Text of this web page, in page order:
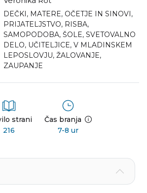
DEČKI, MATERE, OČETJE IN SINOVI,
PRIJATELJSTVO, RISBA,
SAMOPODOBA, ŠOLE, SVETOVALNO
DELO, UČITELJICE, V MLADINSKEM
LEPOSLOVJU, ŽALOVANJE,
ZAUPANJE
strani
216
Čas branja
7-8 ur